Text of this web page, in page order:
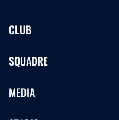
CLUB
SQUADRE
MEDIA